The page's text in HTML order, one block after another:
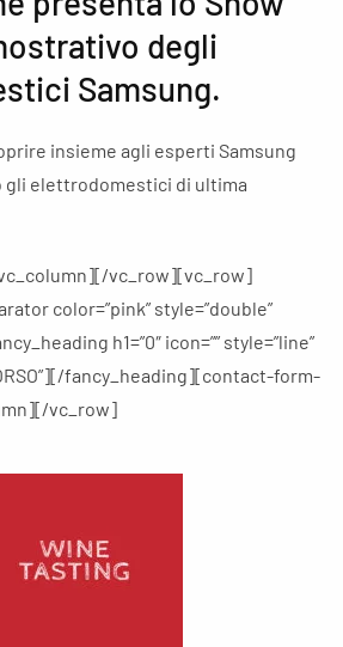
degli
Samsung.
insieme agli esperti Samsung
gli elettrodomestici di ultima
vc_row][vc_row]
color=”pink” style=”double”
h1=”0″ icon=”” style=”line”
fancy_heading][contact-form-
vc_row]